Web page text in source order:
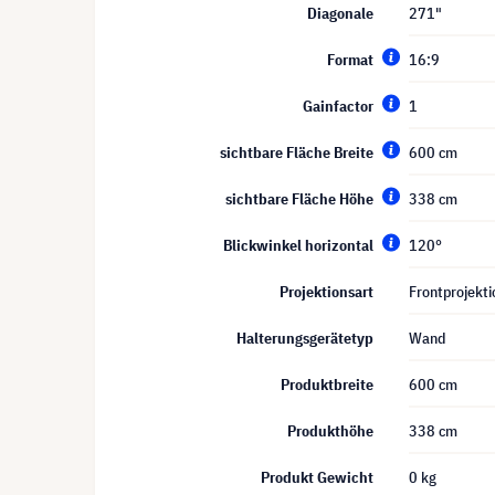
Diagonale 271"
Format 16:9
Gainfactor 1
sichtbare Fläche Breite 600 cm
sichtbare Fläche Höhe 338 cm
Blickwinkel horizontal 120°
Projektionsart
Halterungsgerätetyp Wand
Produktbreite 600 cm
Produkthöhe 338 cm
Produkt Gewicht 0 kg